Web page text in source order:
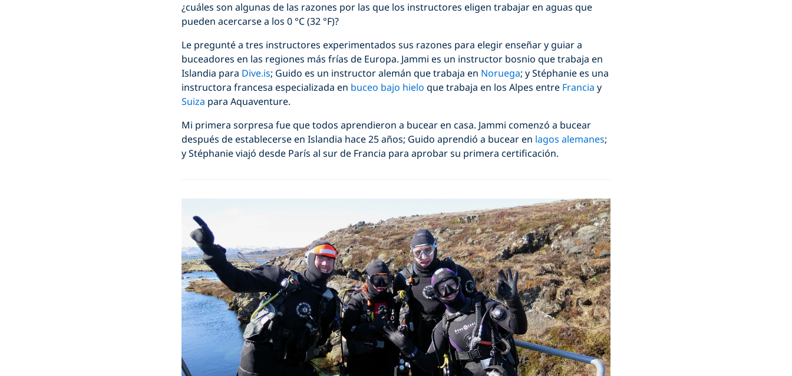
¿cuáles son algunas de las razones por las que los instructores eligen trabajar en aguas que
pueden acercarse a los 0 °C (32 °F)?
Le pregunté a tres instructores experimentados sus razones para elegir enseñar y guiar a
buceadores en las regiones más frías de Europa. Jammi es un instructor bosnio que trabaja en
Islandia para Dive.is; Guido es un instructor alemán que trabaja en Noruega; y Stéphanie es una
instructora francesa especializada en buceo bajo hielo que trabaja en los Alpes entre Francia y
Suiza para Aquaventure.
Mi primera sorpresa fue que todos aprendieron a bucear en casa. Jammi comenzó a bucear
después de establecerse en Islandia hace 25 años; Guido aprendió a bucear en lagos alemanes;
y Stéphanie viajó desde París al sur de Francia para aprobar su primera certificación.